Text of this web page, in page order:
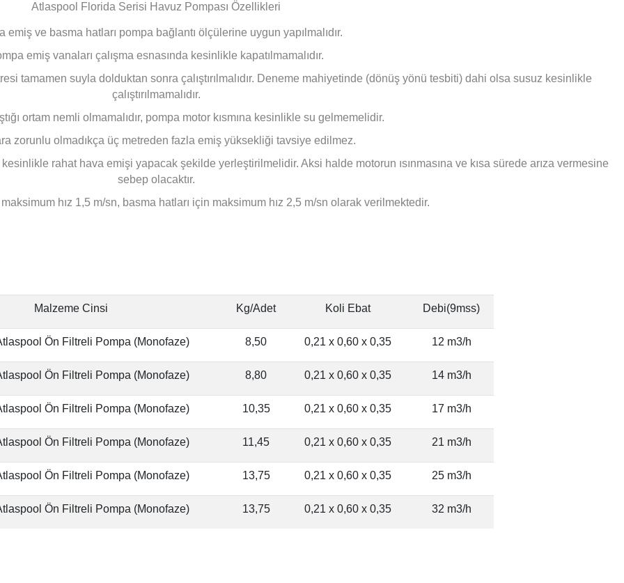
Atlaspool Florida Serisi Havuz Pompası Özellikleri
emiş ve basma hatları pompa bağlantı ölçülerine uygun yapılmalıdır.
emiş vanaları çalışma esnasında kesinlikle kapatılmamalıdır.
tamamen suyla dolduktan sonra çalıştırılmalıdır. Deneme mahiyetinde (dönüş yönü tesbiti) dahi olsa susuz kesinlikle
çalıştırılmamalıdır.
ortam nemli olmamalıdır, pompa motor kısmına kesinlikle su gelmemelidir.
zorunlu olmadıkça üç metreden fazla emiş yüksekliği tavsiye edilmez.
rahat hava emişi yapacak şekilde yerleştirilmelidir. Aksi halde motorun ısınmasına ve kısa sürede arıza vermesine
sebep olacaktır.
hız 1,5 m/sn, basma hatları için maksimum hız 2,5 m/sn olarak verilmektedir.
Malzeme Cinsi Kg/Adet Koli Ebat Debi(9mss)
Ön Filtreli Pompa (Monofaze) 8,50 0,21 x 0,60 x 0,35 12 m3/h
Ön Filtreli Pompa (Monofaze) 8,80 0,21 x 0,60 x 0,35 14 m3/h
Ön Filtreli Pompa (Monofaze) 10,35 0,21 x 0,60 x 0,35 17 m3/h
Ön Filtreli Pompa (Monofaze) 11,45 0,21 x 0,60 x 0,35 21 m3/h
Ön Filtreli Pompa (Monofaze) 13,75 0,21 x 0,60 x 0,35 25 m3/h
Ön Filtreli Pompa (Monofaze) 13,75 0,21 x 0,60 x 0,35 32 m3/h